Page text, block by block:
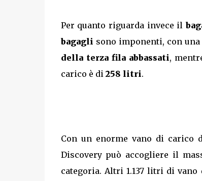
Per quanto riguarda invece il
bagagli sono imponenti, con una
della terza fila abbassati,
carico è di 258 litri.
Con un enorme vano di
Discovery può accogliere il
categoria. Altri 1.137 litri di